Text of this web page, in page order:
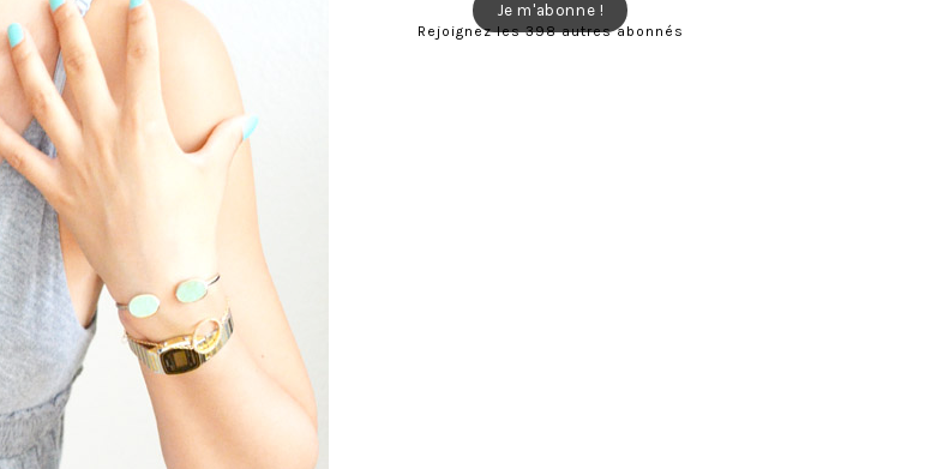
Je m'abonne !
Rejoignez les 398 autres abonnés